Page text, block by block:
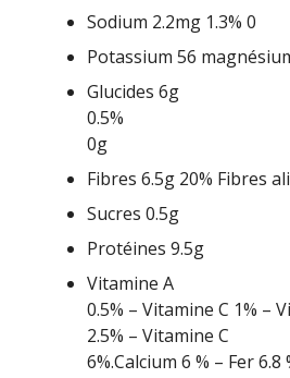
Sodium 2.2mg 1.3% 0
Potassium 56
Glucides 6g
0.5%
0g
Fibres 6.5g 20% Fibres
Sucres 0.5g
Protéines 9.5g
Vitamine A
0.5% – Vitamine C 1% –
2.5% – Vitamine C
6%.Calcium 6 % – Fer 6.8